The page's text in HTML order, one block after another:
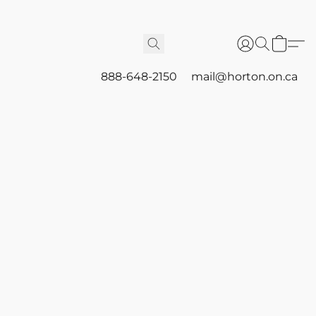
888-648-2150 mail@horton.on.ca